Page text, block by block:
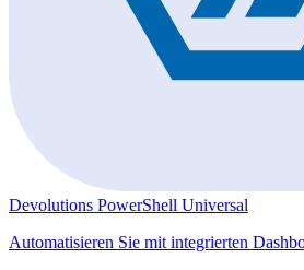
Devolutions PowerShell Universal
Automatisieren Sie mit integrierten